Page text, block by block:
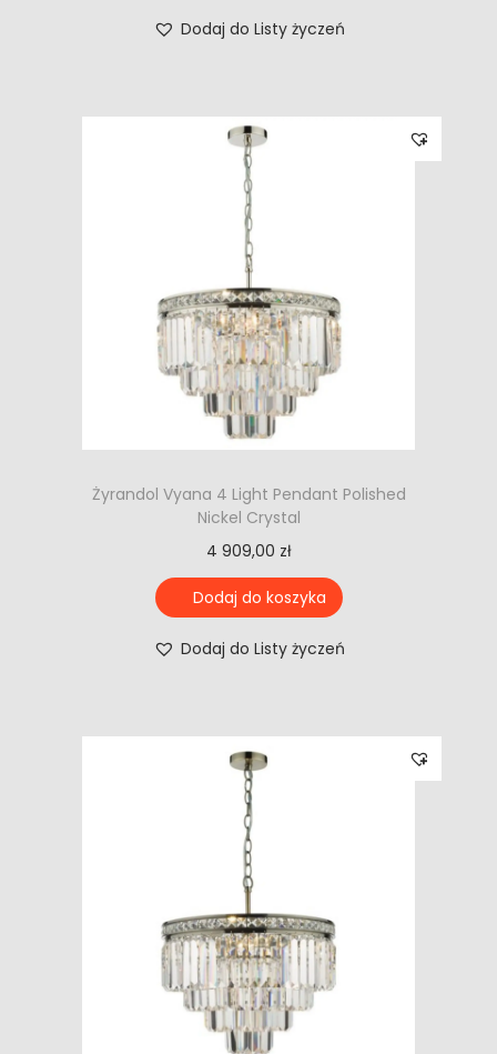
Dodaj do Listy życzeń
Żyrandol Vyana 4 Light Pendant Polished
Nickel Crystal
4 909,00 zł
Dodaj do koszyka
Dodaj do Listy życzeń